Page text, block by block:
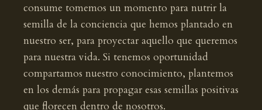
consume tomemos un momento para nutrir la
semilla de la conciencia que hemos plantado en
nuestro ser, para proyectar aquello que queremos
para nuestra vida. Si tenemos oportunidad
compartamos nuestro conocimiento, plantemos
en los demás para propagar esas semillas positivas
que florecen dentro de nosotros.